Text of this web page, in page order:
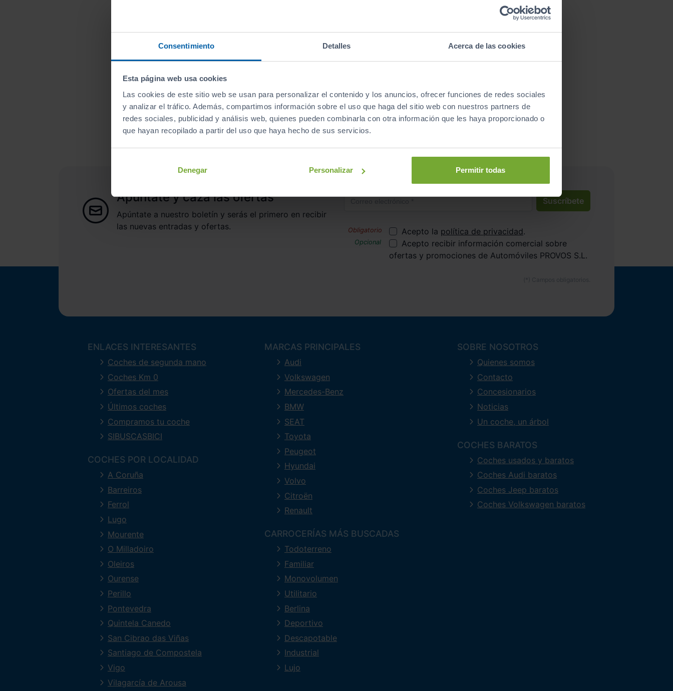
Consentimiento Detalles Acerca de las cookies
Esta página web usa cookies
Las cookies de este sitio web se usan para personalizar el contenido y los anuncios, ofrecer funciones de redes sociales
y analizar el tráfico. Además, compartimos información sobre el uso que haga del sitio web con nuestros partners de
redes sociales, publicidad y análisis web, quienes pueden combinarla con otra información que les haya proporcionado o
que hayan recopilado a partir del uso que haya hecho de sus servicios.
Denegar Personalizar Permitir todas
Descapotables Eléctrico automático
¿A qué esperas para unirte al club de Sibuscascoche?¡Ya somos más de 6.000 conductores satisfechos!
Apúntate y caza las ofertas
Apúntate a nuestro boletín y serás el primero en recibir
las nuevas entradas y ofertas.
Suscríbete
Acepto la política de privacidad.
Acepto recibir información comercial sobre
ofertas y promociones de Automóviles PROVOS S.L.
ENLACES INTERESANTES
Coches de segunda mano
Coches Km 0
Ofertas del mes
Últimos coches
Compramos tu coche
SIBUSCASBICI
COCHES POR LOCALIDAD
A Coruña
Barreiros
Ferrol
Lugo
Mourente
O Milladoiro
Oleiros
Ourense
Perillo
Pontevedra
Quintela Canedo
San Cibrao das Viñas
Santiago de Compostela
Vigo
Vilagarcía de Arousa
MARCAS PRINCIPALES
Audi
Volkswagen
Mercedes-Benz
BMW
SEAT
Toyota
Peugeot
Hyundai
Volvo
Citroën
Renault
CARROCERÍAS MÁS BUSCADAS
Todoterreno
Familiar
Monovolumen
Utilitario
Berlina
Deportivo
Descapotable
Industrial
Lujo
SOBRE NOSOTROS
Quienes somos
Contacto
Concesionarios
Noticias
Un coche, un árbol
COCHES BARATOS
Coches usados y baratos
Coches Audi baratos
Coches Jeep baratos
Coches Volkswagen baratos